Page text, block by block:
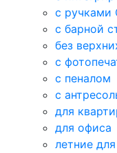
с ручками
с барной
без
с
с пеналом
с
для
для офиса
летние